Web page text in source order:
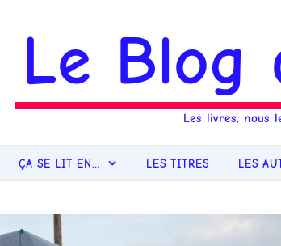
Le Blog
Les livres, nous
ÇA SE LIT EN… LES TITRES LES